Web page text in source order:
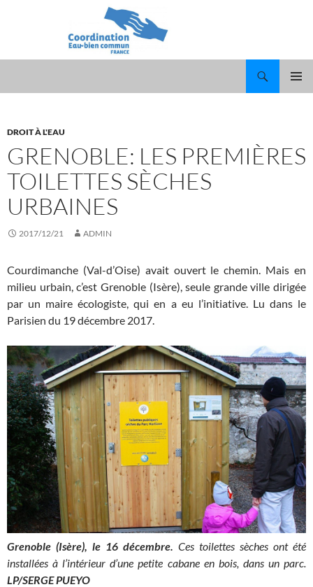
DROIT À L'EAU
GRENOBLE: LES PREMIÈRES
TOILETTES SÈCHES
URBAINES
2017/12/21 ADMIN
Courdimanche (Val-d’Oise) avait ouvert le chemin. Mais en
milieu urbain, c’est Grenoble (Isère), seule grande ville dirigée
par un maire écologiste, qui en a eu l’initiative. Lu dans le
Parisien du 19 décembre 2017.
Grenoble (Isère), le 16 décembre. Ces toilettes sèches ont été
installées à l’intérieur d’une petite cabane en bois, dans un parc.
LP/SERGE PUEYO